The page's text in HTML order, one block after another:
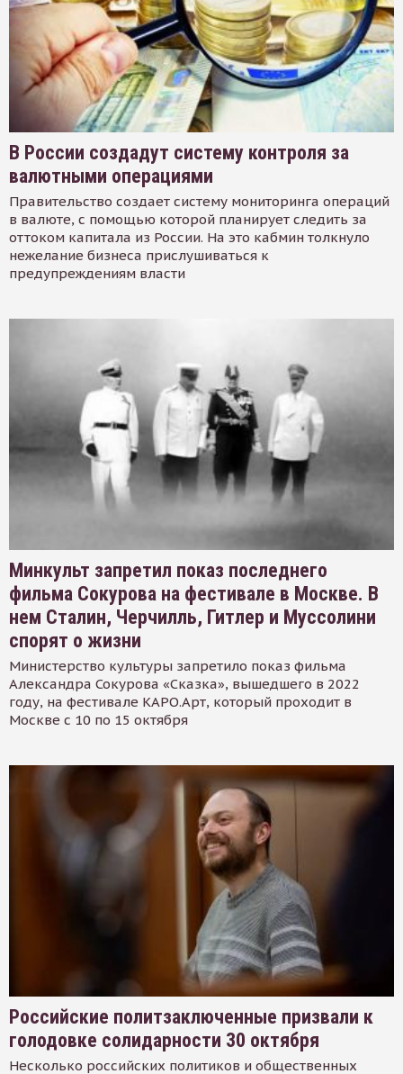
В России создадут систему контроля за
валютными операциями
Правительство создает систему мониторинга операций
в валюте, с помощью которой планирует следить за
оттоком капитала из России. На это кабмин толкнуло
нежелание бизнеса прислушиваться к
предупреждениям власти
Минкульт запретил показ последнего
фильма Сокурова на фестивале в Москве. В
нем Сталин, Черчилль, Гитлер и Муссолини
спорят о жизни
Министерство культуры запретило показ фильма
Александра Сокурова «Сказка», вышедшего в 2022
году, на фестивале КАРО.Арт, который проходит в
Москве с 10 по 15 октября
Российские политзаключенные призвали к
голодовке солидарности 30 октября
Несколько российских политиков и общественных